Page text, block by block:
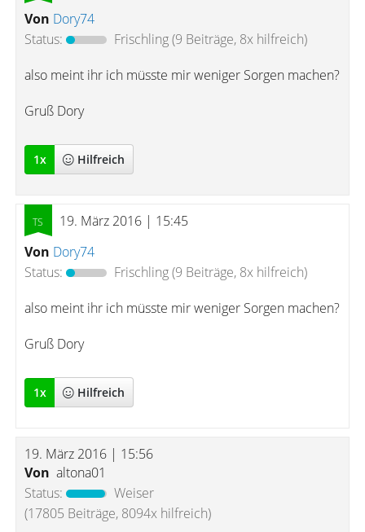
Von Dory74
Status:
Frischling(9 Beiträge, 8x hilfreich)
also meint ihr ich müsste mir weniger Sorgen machen?
Gruß Dory
1x Hilfreich
19. März 2016 | 15:45
Von Dory74
Status:
Frischling(9 Beiträge, 8x hilfreich)
also meint ihr ich müsste mir weniger Sorgen machen?
Gruß Dory
1x Hilfreich
19. März 2016 | 15:56
Von altona01
Status:
Weiser
(17805 Beiträge, 8094x hilfreich)